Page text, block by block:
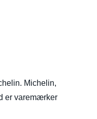
Michelin,
er varemærker